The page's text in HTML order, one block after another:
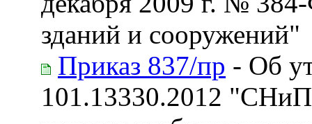
зданий и сооружений"
Приказ 837/пр - Об
101.13330.2012